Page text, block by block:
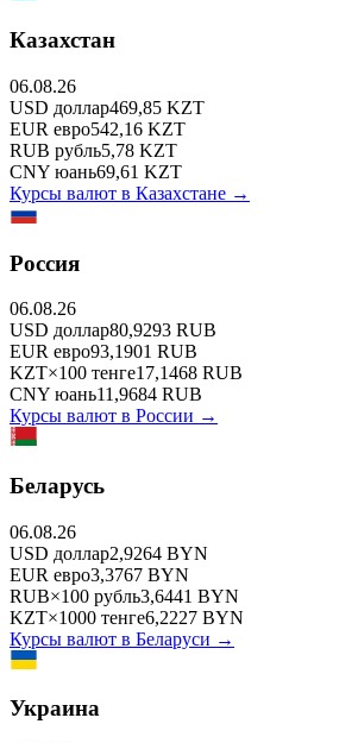
Казахстан
06.08.26
USD доллар469,85 KZT
EUR евро542,16 KZT
RUB рубль5,78 KZT
CNY юань69,61 KZT
Курсы валют в Казахстане →
Россия
06.08.26
USD доллар80,9293 RUB
EUR евро93,1901 RUB
KZT×100 тенге17,1468 RUB
CNY юань11,9684 RUB
Курсы валют в России →
Беларусь
06.08.26
USD доллар2,9264 BYN
EUR евро3,3767 BYN
RUB×100 рубль3,6441 BYN
KZT×1000 тенге6,2227 BYN
Курсы валют в Беларуси →
Украина